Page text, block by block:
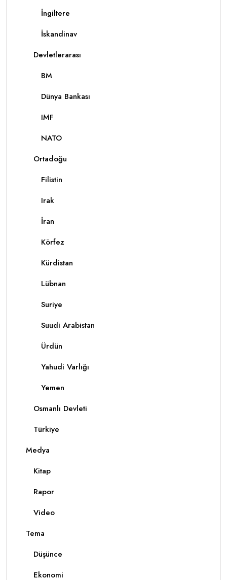
İngiltere
İskandinav
Devletlerarası
BM
Dünya Bankası
IMF
NATO
Ortadoğu
Filistin
Irak
İran
Körfez
Kürdistan
Lübnan
Suriye
Suudi Arabistan
Ürdün
Yahudi Varlığı
Yemen
Osmanlı Devleti
Türkiye
Medya
Kitap
Rapor
Video
Tema
Düşünce
Ekonomi